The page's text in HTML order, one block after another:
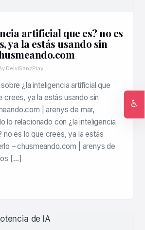
artificial que es? no es
ya la estás usando sin
DeiviSanzPlay
¿la inteligencia artificial que
crees, ya la estás usando sin
| arenys de mar,
lo relacionado con ¿la inteligencia
no es lo que crees, ya la estás
– chusmeando.com | arenys de
[…]
♿